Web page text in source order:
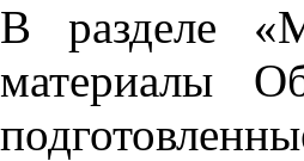
В разделе
материалы